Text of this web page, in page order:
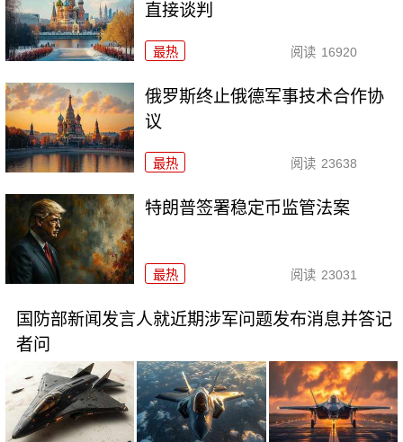
直接谈判
最热 阅读 16920
俄罗斯终止俄德军事技术合作协
议
最热 阅读 23638
特朗普签署稳定币监管法案
最热 阅读 23031
国防部新闻发言人就近期涉军问题发布消息并答记
者问